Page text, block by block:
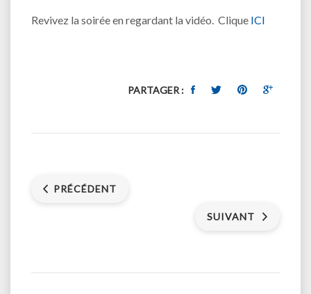
Revivez la soirée en regardant la vidéo. Clique ICI
PARTAGER :
PRÉCÉDENT
SUIVANT